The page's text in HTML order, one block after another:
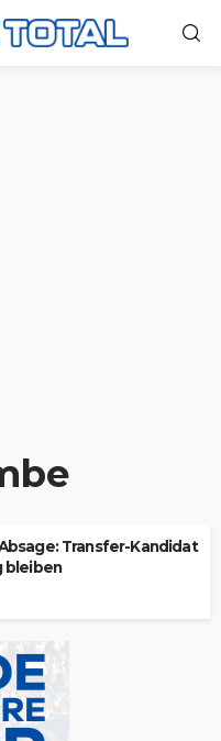
Transfer-Kandidat
bleiben